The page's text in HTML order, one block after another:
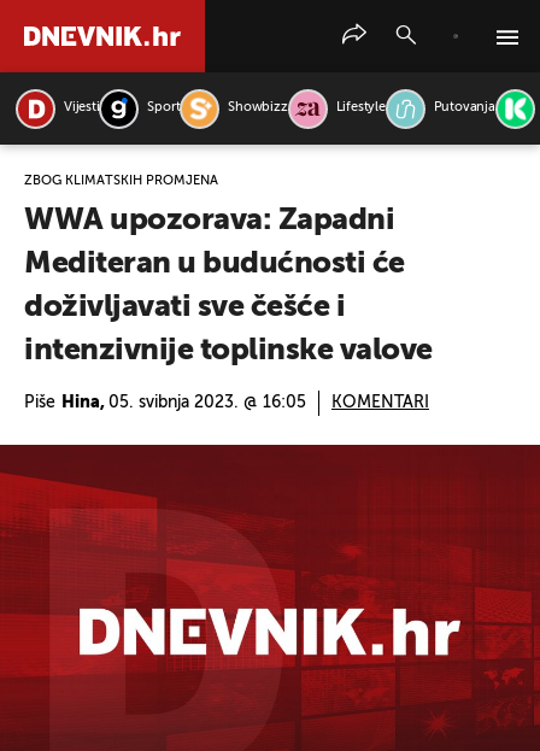
Vijesti Sport Showbizz Lifestyle Putovanja
ZBOG KLIMATSKIH PROMJENA
WWA upozorava: Zapadni
Mediteran u budućnosti će
doživljavati sve češće i
intenzivnije toplinske valove
Piše Hina, 05. svibnja 2023. @ 16:05 KOMENTARI
PRETRAŽITE VIJESTI